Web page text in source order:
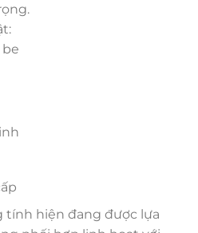
hiện đang được lựa